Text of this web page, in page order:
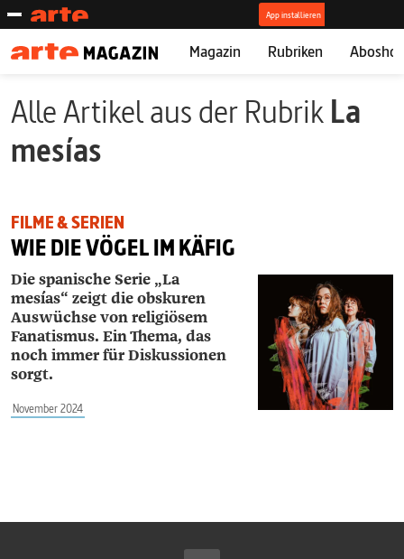
Magazin Rubriken
Alle Artikel aus der RubrikLa
mesías
FILME & SERIEN
WIE DIE VÖGEL IM KÄFIG
Die spanische Serie „La
mesías“ zeigt die obskuren
Auswüchse von religiösem
Fanatismus. Ein Thema, das
noch immer für Diskussionen
sorgt.
November 2024